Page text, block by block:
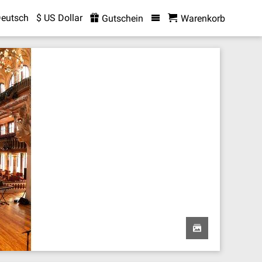
$ US Dollar Gutschein Warenkorb